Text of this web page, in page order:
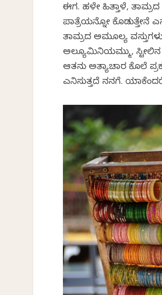
ಈಗ. ಹಳೇ ಹಿತ್ತಾಳೆ,
ಪಾತ್ರೆಯನ್ನೋ ಕೊಡುತ್ತೇನೆ
ತಾಮ್ರದ ಅಮೂಲ್ಯ
ಅಲ್ಯೂಮಿನಿಯಮ್ಮು, ಸ್ಟೀಲಿನ
ಆತನು ಅತ್ಯಾಚಾರ ಕೊಲೆ
ಎನಿಸುತ್ತದೆ ನನಗೆ.